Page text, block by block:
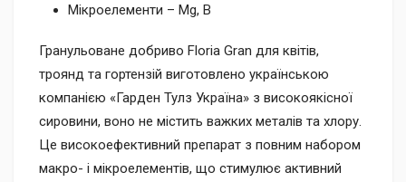
Мікроелементи – Mg, B
Гранульоване добриво Floria Gran для квітів,
троянд та гортензій виготовлено українською
компанією «Гарден Тулз Україна» з високоякісної
сировини, воно не містить важких металів та хлору.
Це високоефективний препарат з повним набором
макро- і мікроелементів, що стимулює активний